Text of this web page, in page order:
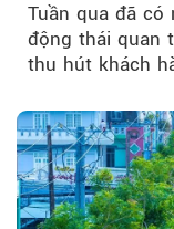
Tuần qua đã có
động thái quan
thu hút khách